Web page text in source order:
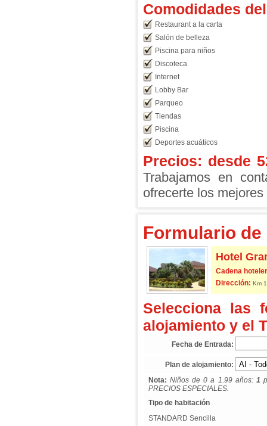
Comodidades
Restaurant a la carta
Salón de belleza
Piscina para niños
Discoteca
Internet
Lobby Bar
Parqueo
Tiendas
Piscina
Deportes acuáticos
Precios: desde
Trabajamos en
ofrecerte los
Formulario
Hotel
Cadena
Dirección: Km
Selecciona las
alojamiento y el
Fecha de Entrada:
Plan de alojamiento:
Nota: Niños de 0 a 1.99 años: 1
PRECIOS ESPECIALES.
Tipo de habitación
STANDARD Sencilla